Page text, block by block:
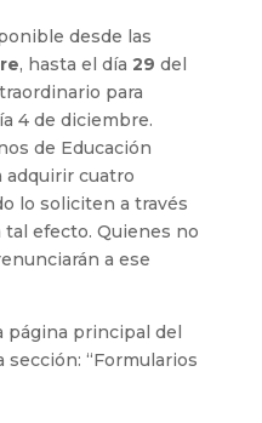
desde las
, hasta el día 29 del
para
4 de diciembre.
de Educación
cuatro
lo soliciten a través
efecto. Quienes no
a ese
página principal del
“Formularios